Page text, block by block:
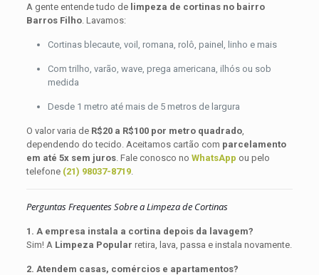
A gente entende tudo de limpeza de cortinas no bairro
Barros Filho. Lavamos:
Cortinas blecaute, voil, romana, rolô, painel, linho e mais
Com trilho, varão, wave, prega americana, ilhós ou sob
medida
Desde 1 metro até mais de 5 metros de largura
O valor varia de R$20 a R$100 por metro quadrado,
dependendo do tecido. Aceitamos cartão com parcelamento
em até 5x sem juros. Fale conosco no WhatsApp ou pelo
telefone (21) 98037-8719.
Perguntas Frequentes Sobre a Limpeza de Cortinas
1. A empresa instala a cortina depois da lavagem?
Sim! A Limpeza Popular retira, lava, passa e instala novamente.
2. Atendem casas, comércios e apartamentos?